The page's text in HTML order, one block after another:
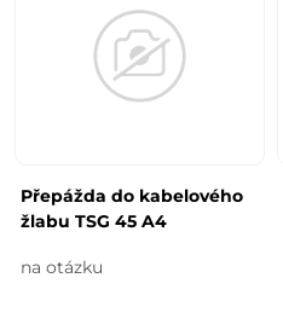
Přepážda do kabelového
žlabu TSG 45 A4
na otázku